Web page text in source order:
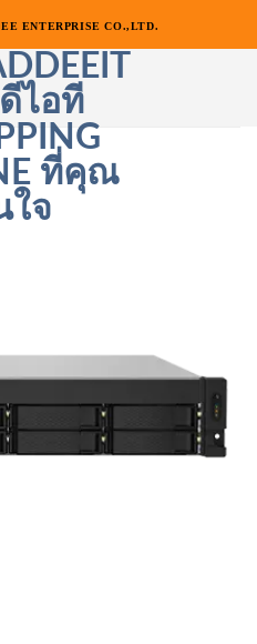
ENTERPRISE CO.,LTD.